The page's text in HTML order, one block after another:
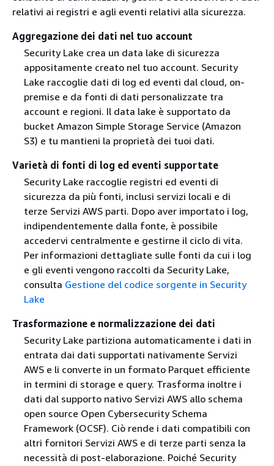
relativi ai registri e agli eventi relativi alla sicurezza.
Aggregazione dei dati nel tuo account
Security Lake crea un data lake di sicurezza
appositamente creato nel tuo account. Security
Lake raccoglie dati di log ed eventi dal cloud, on-
premise e da fonti di dati personalizzate tra
account e regioni. Il data lake è supportato da
bucket Amazon Simple Storage Service (Amazon
S3) e tu mantieni la proprietà dei tuoi dati.
Varietà di fonti di log ed eventi supportate
Security Lake raccoglie registri ed eventi di
sicurezza da più fonti, inclusi servizi locali e di
terze Servizi AWS parti. Dopo aver importato i log,
indipendentemente dalla fonte, è possibile
accedervi centralmente e gestirne il ciclo di vita.
Per informazioni dettagliate sulle fonti da cui i log
e gli eventi vengono raccolti da Security Lake,
consulta Gestione del codice sorgente in Security
Lake
Trasformazione e normalizzazione dei dati
Security Lake partiziona automaticamente i dati in
entrata dai dati supportati nativamente Servizi
AWS e li converte in un formato Parquet efficiente
in termini di storage e query. Trasforma inoltre i
dati dal supporto nativo Servizi AWS allo schema
open source Open Cybersecurity Schema
Framework (OCSF). Ciò rende i dati compatibili con
altri fornitori Servizi AWS e di terze parti senza la
necessità di post-elaborazione. Poiché Security